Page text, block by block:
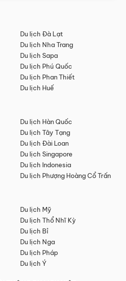
Du lịch Đà Lạt
Du lịch Nha Trang
Du lịch Sapa
Du lịch Phú Quốc
Du lịch Phan Thiết
Du lịch Huế
Du lịch Hàn Quốc
Du lịch Tây Tạng
Du lịch Đài Loan
Du lịch Singapore
Du lịch Indonesia
Du lịch Phượng Hoàng Cổ Trấn
Du lịch Mỹ
Du lịch Thổ Nhĩ Kỳ
Du lịch Bỉ
Du lịch Nga
Du lịch Pháp
Du lịch Ý